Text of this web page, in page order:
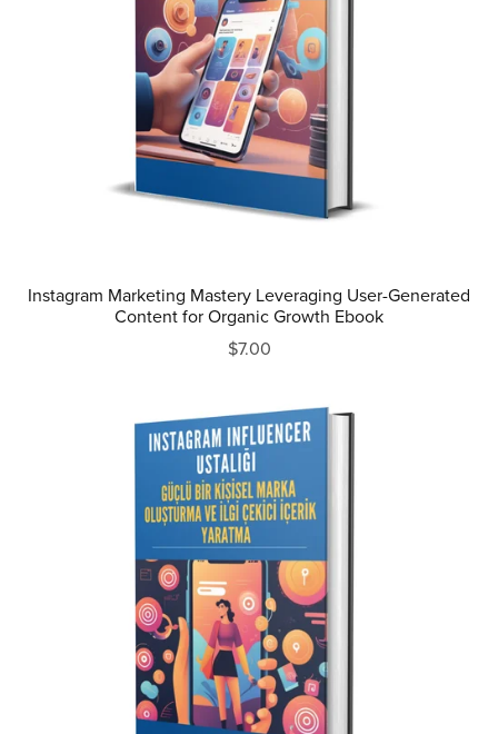
Instagram Marketing Mastery Leveraging User-Generated
Content for Organic Growth Ebook
$7.00